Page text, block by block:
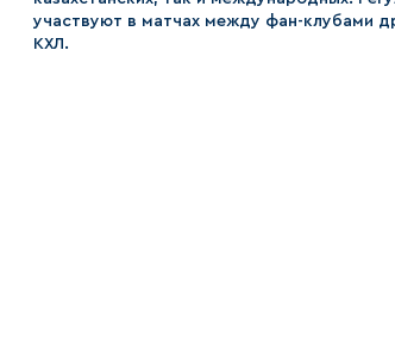
участвуют в матчах между фан-клубами
КХЛ.